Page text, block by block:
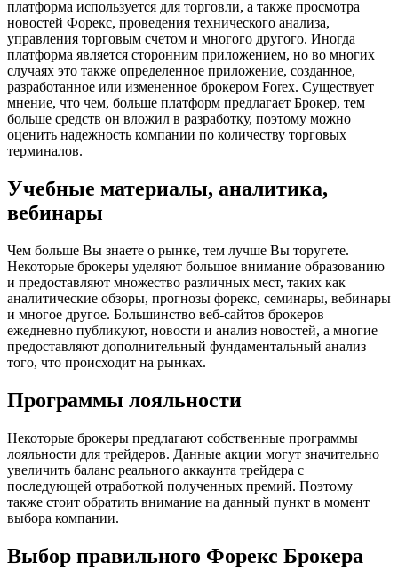
платформа используется для торговли, а также просмотра
новостей Форекс, проведения технического анализа,
управления торговым счетом и многого другого. Иногда
платформа является сторонним приложением, но во многих
случаях это также определенное приложение, созданное,
разработанное или измененное брокером Forex. Существует
мнение, что чем, больше платформ предлагает Брокер, тем
больше средств он вложил в разработку, поэтому можно
оценить надежность компании по количеству торговых
терминалов.
Учебные материалы, аналитика,
вебинары
Чем больше Вы знаете о рынке, тем лучше Вы торугете.
Некоторые брокеры уделяют большое внимание образованию
и предоставляют множество различных мест, таких как
аналитические обзоры, прогнозы форекс, семинары, вебинары
и многое другое. Большинство веб-сайтов брокеров
ежедневно публикуют, новости и анализ новостей, а многие
предоставляют дополнительный фундаментальный анализ
того, что происходит на рынках.
Программы лояльности
Некоторые брокеры предлагают собственные программы
лояльности для трейдеров. Данные акции могут значительно
увеличить баланс реального аккаунта трейдера с
последующей отработкой полученных премий. Поэтому
также стоит обратить внимание на данный пункт в момент
выбора компании.
Выбор правильного Форекс Брокера